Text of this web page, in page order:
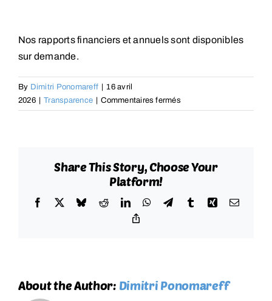
Nos rapports financiers et annuels sont disponibles
sur demande.
By Dimitri Ponomareff | 16 avril
2026 | Transparence | Commentaires ferméssur
Où
vos
Share This Story, Choose Your
Platform!
Facebook BlueskyRedditLinkedInWhatsApp
TelegramTumblrXing Email
About the Author: Dimitri Ponomareff